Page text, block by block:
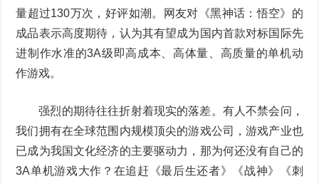
量超过130万次，好评如潮。网友对《黑神话：悟空》的
成品表示高度期待，认为其有望成为国内首款对标国际先
进制作水准的3A级即高成本、高体量、高质量的单机动
作游戏。
强烈的期待往往折射着现实的落差。有人不禁会问，
我们拥有在全球范围内规模顶尖的游戏公司，游戏产业也
已成为我国文化经济的主要驱动力，那为何还没有自己的
3A单机游戏大作？在追赶《最后生还者》《战神》《刺